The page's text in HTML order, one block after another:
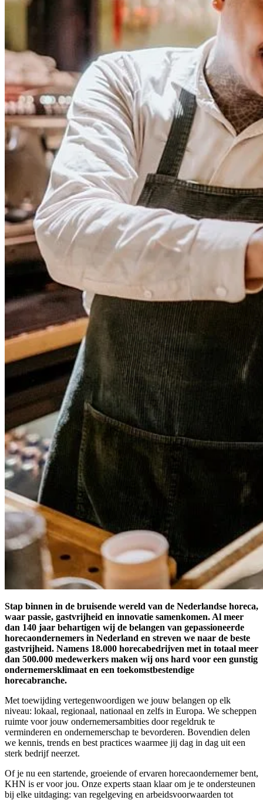
Stap binnen in de bruisende wereld van de Nederlandse horeca,
waar passie, gastvrijheid en innovatie samenkomen. Al meer
dan 140 jaar behartigen wij de belangen van gepassioneerde
horecaondernemers in Nederland en streven we naar de beste
gastvrijheid. Namens 18.000 horecabedrijven met in totaal meer
dan 500.000 medewerkers maken wij ons hard voor een gunstig
ondernemersklimaat en een toekomstbestendige
horecabranche.
Met toewijding vertegenwoordigen we jouw belangen op elk
niveau: lokaal, regionaal, nationaal en zelfs in Europa. We scheppen
ruimte voor jouw ondernemersambities door regeldruk te
verminderen en ondernemerschap te bevorderen. Bovendien delen
we kennis, trends en best practices waarmee jij dag in dag uit een
sterk bedrijf neerzet.
Of je nu een startende, groeiende of ervaren horecaondernemer bent,
KHN is er voor jou. Onze experts staan klaar om je te ondersteunen
bij elke uitdaging: van regelgeving en arbeidsvoorwaarden tot